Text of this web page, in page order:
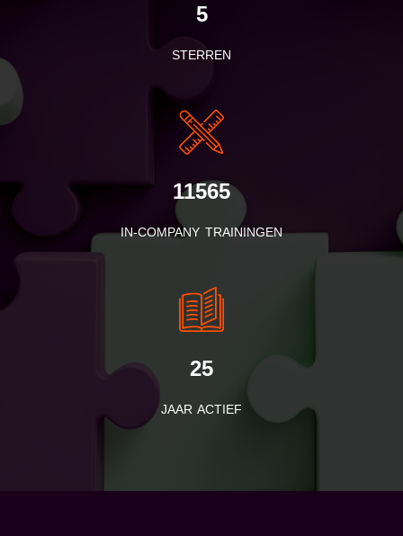
5
STERREN
11565
IN-COMPANY TRAININGEN
25
JAAR ACTIEF